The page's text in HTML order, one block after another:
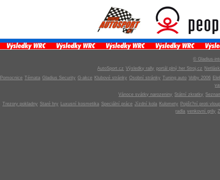
© Gladius-
AutoSport.cz Výsledky rally portál plný her Stroj.cz
Pomocnice Témata Gladius Security G-akce Klubové stránky Osobní stránky Tuning auto Volby 2006
Vánoce svátky narozeniny Státní zkratky
Trezory pokladny Staré hry Luxusní kosmetika Speciální práce Jízdní kola Kulomety
Pojišt?ní proti
radla venkovní grily